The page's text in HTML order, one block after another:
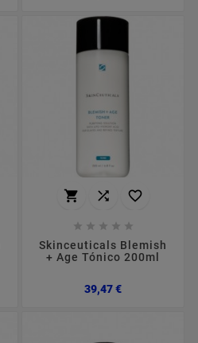
  
    
Skinceuticals Blemish
+ Age Tónico 200ml
39,47 €Preço